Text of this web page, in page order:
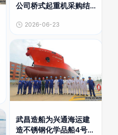
公司桥式起重机采购结
2026-06-23
武昌造船为兴通海运建
造不锈钢化学品船4号船